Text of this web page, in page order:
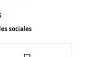
sociales